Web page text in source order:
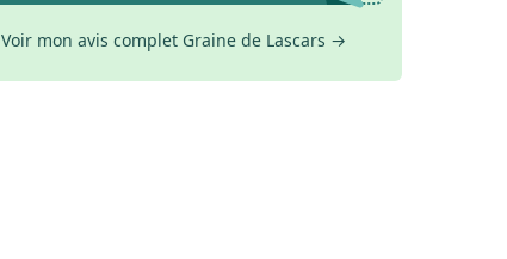
Voir mon avis complet Graine de Lascars →